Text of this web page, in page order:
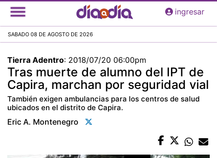
Pasar
al
principal
ingresar
SABADO 08 DE AGOSTO DE 2026
Tierra Adentro: 2018/07/20 06:00pm
Tras muerte de alumno del IPT de
Capira, marchan por seguridad vial
También exigen ambulancias para los centros de salud
ubicados en el distrito de Capira.
Eric A. Montenegro